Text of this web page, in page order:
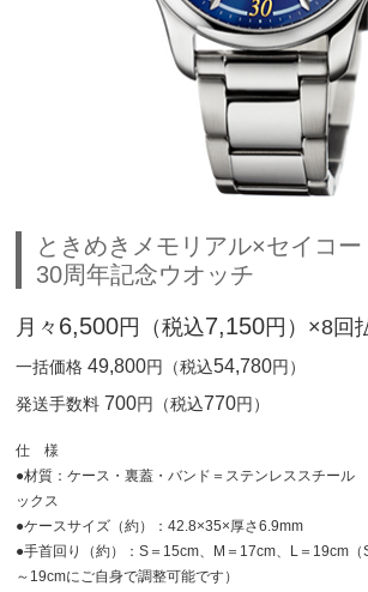
ときめきメモリアル×セイコー
30周年記念ウオッチ
月々 6,500円（税込7,150円）×8回
一括価格49,800円（税込54,780円）
発送手数料 700円（税込770円）
仕 様
●材質：ケース・裏蓋・バンド＝ステンレススチール
ックス
●ケースサイズ（約）：42.8×35×厚さ6.9mm
●手首回り（約）：S＝15cm、M＝17cm、L＝19cm
～19cmにご自身で調整可能です）